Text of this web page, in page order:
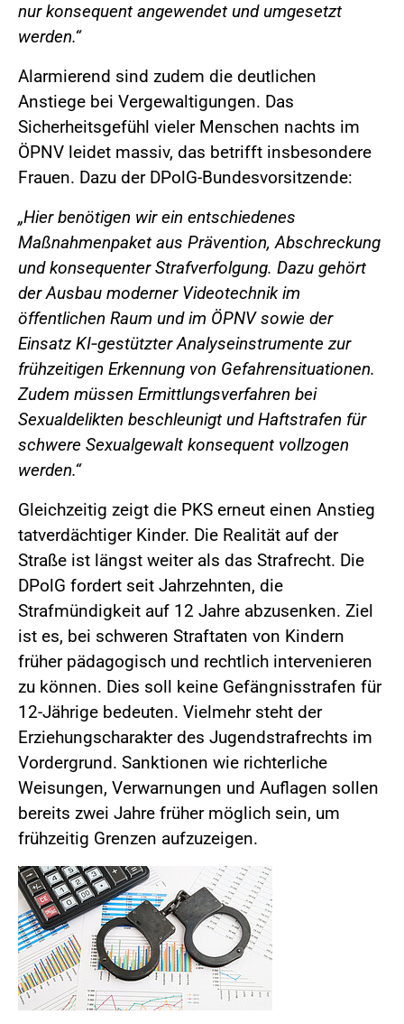
nur konsequent angewendet und umgesetzt
werden.“
Alarmierend sind zudem die deutlichen
Anstiege bei Vergewaltigungen. Das
Sicherheitsgefühl vieler Menschen nachts im
ÖPNV leidet massiv, das betrifft insbesondere
Frauen. Dazu der DPolG-Bundesvorsitzende:
„Hier benötigen wir ein entschiedenes
Maßnahmenpaket aus Prävention, Abschreckung
und konsequenter Strafverfolgung. Dazu gehört
der Ausbau moderner Videotechnik im
öffentlichen Raum und im ÖPNV sowie der
Einsatz KI‑gestützter Analyseinstrumente zur
frühzeitigen Erkennung von Gefahrensituationen.
Zudem müssen Ermittlungsverfahren bei
Sexualdelikten beschleunigt und Haftstrafen für
schwere Sexualgewalt konsequent vollzogen
werden.“
Gleichzeitig zeigt die PKS erneut einen Anstieg
tatverdächtiger Kinder. Die Realität auf der
Straße ist längst weiter als das Strafrecht. Die
DPolG fordert seit Jahrzehnten, die
Strafmündigkeit auf 12 Jahre abzusenken. Ziel
ist es, bei schweren Straftaten von Kindern
früher pädagogisch und rechtlich intervenieren
zu können. Dies soll keine Gefängnisstrafen für
12-Jährige bedeuten. Vielmehr steht der
Erziehungscharakter des Jugendstrafrechts im
Vordergrund. Sanktionen wie richterliche
Weisungen, Verwarnungen und Auflagen sollen
bereits zwei Jahre früher möglich sein, um
frühzeitig Grenzen aufzuzeigen.